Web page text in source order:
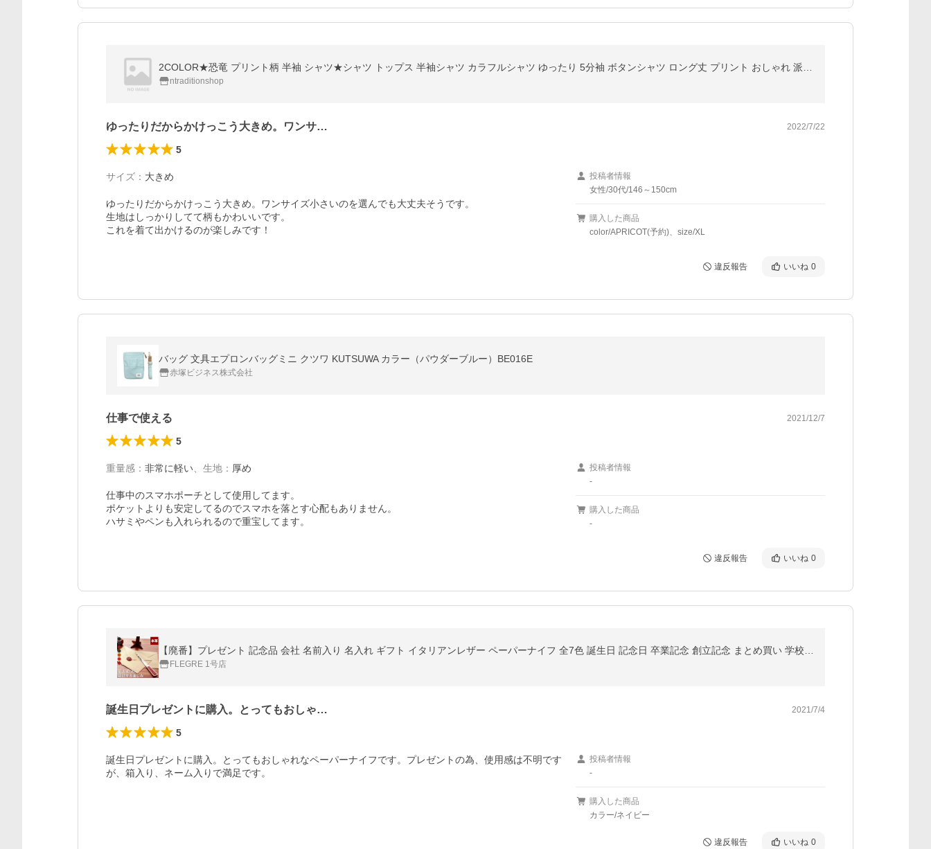
ntraditionshop
ゆったりだからかけっこう大きめ。ワンサ… 2022/7/22
5
サイズ ： 大きめ
ゆったりだからかけっこう大きめ。ワンサイズ小さいのを選んでも大丈夫そうです。
生地はしっかりしてて柄もかわいいです。
これを着て出かけるのが楽しみです！
投稿者情報
女性/30代/146～150cm
購入した商品
color/APRICOT(予約)、size/XL
違反報告 いいね 0
バッグ 文具エプロンバッグミニ クツワ KUTSUWA カラー（パウダーブルー）BE016E
赤塚ビジネス株式会社
仕事で使える 2021/12/7
5
重量感 ： 非常に軽い 生地 ： 厚め
仕事中のスマホポーチとして使用してます。
ポケットよりも安定してるのでスマホを落とす心配もありません。
ハサミやペンも入れられるので重宝してます。
投稿者情報
-
購入した商品
-
違反報告 いいね 0
FLEGRE 1号店
誕生日プレゼントに購入。とってもおしゃ… 2021/7/4
5
誕生日プレゼントに購入。とってもおしゃれなペーパーナイフです。プレゼントの為、使用感は不明です
が、箱入り、ネーム入りで満足です。
投稿者情報
-
購入した商品
カラー/ネイビー
違反報告 いいね 0